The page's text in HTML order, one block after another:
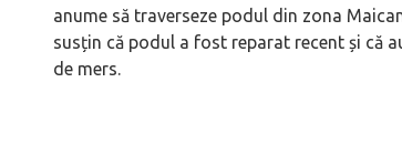
anume să traverseze podul din zona
susțin că podul a fost reparat recent și că
de mers.